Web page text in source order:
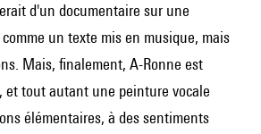
d'un documentaire sur une
un texte mis en musique, mais
Mais, finalement, A-Ronne est
et tout autant une peinture vocale
élémentaires, à des sentiments